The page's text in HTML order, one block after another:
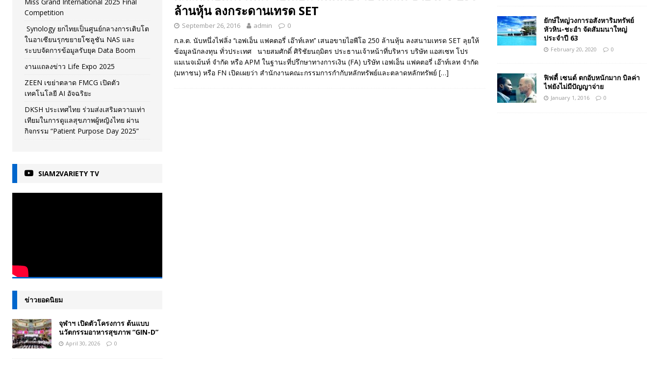
ล้านหุ้น ลงกระดานเทรด SET
September 26, 2016 admin 0
ก.ล.ต. นับหนึ่งไฟลิ่ง ‘‘เอฟเอ็น แฟคตอรี่ เอ๊าท์เลท’’ เสนอขายไอพีโอ 250 ล้านหุ้น ลงสนามเทรด SET ลุยให้
ข้อมูลนักลงทุน ทั่วประเทศ นายสมศักดิ์ ศิริชัยนฤมิตร ประธานเจ้าหน้าที่บริหาร บริษัท แอสเซท โปร
แมเนจเม้นท์ จำกัด หรือ APM ในฐานะที่ปรึกษาทางการเงิน (FA) บริษัท เอฟเอ็น แฟคตอรี่ เอ๊าท์เลท จำกัด
(มหาชน) หรือ FN เปิดเผยว่า สำนักงานคณะกรรมการกำกับหลักทรัพย์และตลาดหลักทรัพย์ […]
Competition
Synology ยกไทยเป็นศูนย์กลางการเติบโต
ในอาเซียนรุกขยายโซลูชัน NAS และ
ระบบจัดการข้อมูลรับยุค Data Boom
งานแถลงข่าว Life Expo 2025
ZEEN เขย่าตลาด FMCG เปิดตัว
เทคโนโลยี AI อัจฉริยะ
DKSH ประเทศไทย ร่วมส่งเสริมความเท่า
เทียมในการดูแลสุขภาพผู้หญิงไทย ผ่าน
กิจกรรม “Patient Purpose Day 2025”
SIAM2VARIETY TV
ข่าวยอดนิยม
จุฬาฯ เปิดตัวโครงการ ต้นแบบ
นวัตกรรมอาหารสุขภาพ “GIN-D”
April 30, 2026 0
ยักษ์ใหญ่วงการอสังหาริมทรัพย์
หัวหิน-ชะอำ จัดสัมมนาใหญ่
ประจำปี 63
February 20, 2020 0
ฟิฟตี้ เซนต์ ตกอับหนักมาก บิลค่า
ไฟยังไม่มีปัญญาจ่าย
January 1, 2016 0